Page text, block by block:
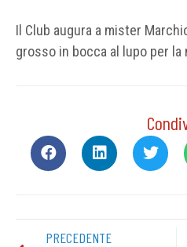
Il Club augura a mister
grosso in bocca al lupo per la
PRECEDENTE